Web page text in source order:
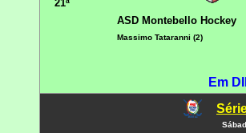
21ª
ASD Montebello Hockey
Massimo Tataranni (2)
Em